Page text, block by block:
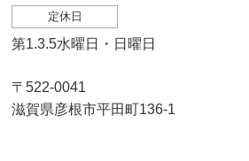
定休日
第1.3.5水曜日・日曜日
〒522-0041
滋賀県彦根市平田町136-1